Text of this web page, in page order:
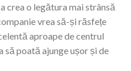
crea o legătura mai strânsă
vrea să-și răsfețe
aproape de centrul
să poată ajunge ușor și de